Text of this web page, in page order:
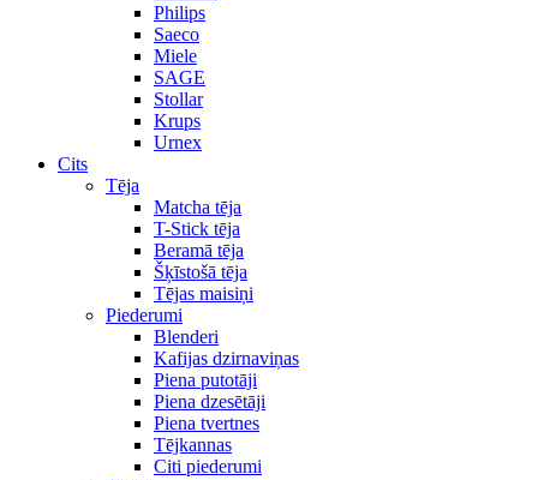
Philips
Saeco
Miele
SAGE
Stollar
Krups
Urnex
Cits
Tēja
Matcha tēja
T-Stick tēja
Beramā tēja
Šķīstošā tēja
Tējas maisiņi
Piederumi
Blenderi
Kafijas dzirnaviņas
Piena putotāji
Piena dzesētāji
Piena tvertnes
Tējkannas
Citi piederumi